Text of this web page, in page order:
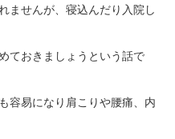
ませんが、寝込んだり入院し
ておきましょうという話で
容易になり肩こりや腰痛、内